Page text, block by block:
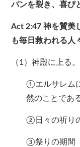
パンを裂き、喜び
Act 2:47神を賛美
も毎日救われる人
（1）神殿に上る。
①エルサレム
然のことであ
②日々の祈り
③祭りの期間